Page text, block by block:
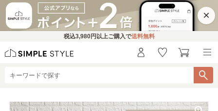
×
税込3,980円 以上ご購入で送料無料